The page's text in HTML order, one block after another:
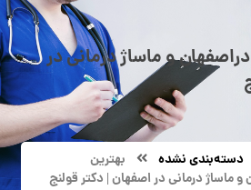
و ماساژ درمانی در
دسته‌بندی نشده
بهترین
و ماساژ درمانی در اصفهان | دکتر قولنج